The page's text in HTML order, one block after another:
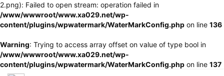
2.png): Failed to open stream: operation failed in
/www/wwwroot/www.xa029.net/wp-
content/plugins/wpwatermark/WaterMarkConfig.php on line 136
Warning: Trying to access array offset on value of type bool in
/www/wwwroot/www.xa029.net/wp-
content/plugins/wpwatermark/WaterMarkConfig.php on line 137